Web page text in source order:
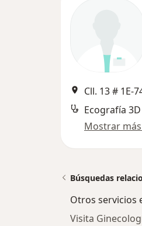
Cll. 13 # 1E-
Ecografía 3D
Mostrar
Búsquedas
Otros servicios
Visita